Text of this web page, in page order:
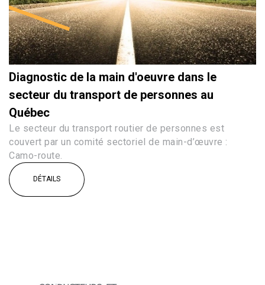
Diagnostic de la main d'oeuvre dans le
secteur du transport de personnes au
Québec
Le secteur du transport routier de personnes est
couvert par un comité sectoriel de main-d’œuvre :
Camo-route.
DÉTAILS